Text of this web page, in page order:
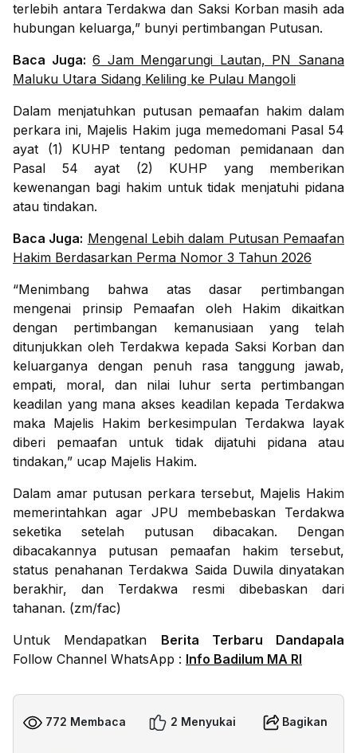
terlebih antara Terdakwa dan Saksi Korban masih ada
hubungan keluarga,” bunyi pertimbangan Putusan.
Baca Juga: 6 Jam Mengarungi Lautan, PN Sanana
Maluku Utara Sidang Keliling ke Pulau Mangoli
Dalam menjatuhkan putusan pemaafan hakim dalam
perkara ini, Majelis Hakim juga memedomani Pasal 54
ayat (1) KUHP tentang pedoman pemidanaan dan
Pasal 54 ayat (2) KUHP yang memberikan
kewenangan bagi hakim untuk tidak menjatuhi pidana
atau tindakan.
Baca Juga: Mengenal Lebih dalam Putusan Pemaafan
Hakim Berdasarkan Perma Nomor 3 Tahun 2026
“Menimbang bahwa atas dasar pertimbangan
mengenai prinsip Pemaafan oleh Hakim dikaitkan
dengan pertimbangan kemanusiaan yang telah
ditunjukkan oleh Terdakwa kepada Saksi Korban dan
keluarganya dengan penuh rasa tanggung jawab,
empati, moral, dan nilai luhur serta pertimbangan
keadilan yang mana akses keadilan kepada Terdakwa
maka Majelis Hakim berkesimpulan Terdakwa layak
diberi pemaafan untuk tidak dijatuhi pidana atau
tindakan,” ucap Majelis Hakim.
Dalam amar putusan perkara tersebut, Majelis Hakim
memerintahkan agar JPU membebaskan Terdakwa
seketika setelah putusan dibacakan. Dengan
dibacakannya putusan pemaafan hakim tersebut,
status penahanan Terdakwa Saida Duwila dinyatakan
berakhir, dan Terdakwa resmi dibebaskan dari
tahanan. (zm/fac)
Untuk Mendapatkan Berita Terbaru Dandapala
Follow Channel WhatsApp : Info Badilum MA RI
772 Membaca 2 Menyukai Bagikan